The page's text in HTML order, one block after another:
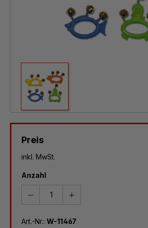
Preis
inkl. MwSt.
Anzahl
Art.-Nr.: W-11467